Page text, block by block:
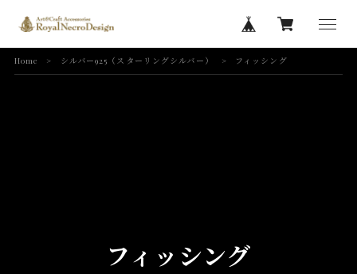
Home シルバー925（スターリングシルバー） フィッシング
フィッシング